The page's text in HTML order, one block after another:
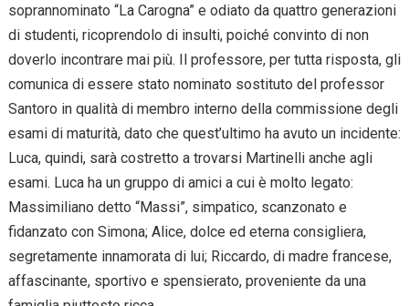
soprannominato “La Carogna” e odiato da quattro generazioni
di studenti, ricoprendolo di insulti, poiché convinto di non
doverlo incontrare mai più. Il professore, per tutta risposta, gli
comunica di essere stato nominato sostituto del professor
Santoro in qualità di membro interno della commissione degli
esami di maturità, dato che quest’ultimo ha avuto un incidente:
Luca, quindi, sarà costretto a trovarsi Martinelli anche agli
esami. Luca ha un gruppo di amici a cui è molto legato:
Massimiliano detto “Massi”, simpatico, scanzonato e
fidanzato con Simona; Alice, dolce ed eterna consigliera,
segretamente innamorata di lui; Riccardo, di madre francese,
affascinante, sportivo e spensierato, proveniente da una